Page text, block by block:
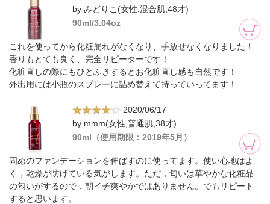
by みどりこ(女性,混合肌,48才)
90ml/3.04oz
これを使ってから化粧崩れがなくなり、手放せなくなりました！
香りもとても良く、完全リピーターです！
化粧直しの際にもひとふきするとお化粧直し感も自然です！
外出用には小瓶のスプレーに詰め替えて持っていってます！
2020/06/17
by mmm(女性,普通肌,38才)
90ml（使用期限：2019年5月）
固めのファンデーションを伸ばすのに使ってます。使い心地はよ
く，乾燥が防げている気がします。ただ，匂いは華やかな化粧品
の匂いがするので，朝イチ爽やかではありません。でもリピート
すると思います。